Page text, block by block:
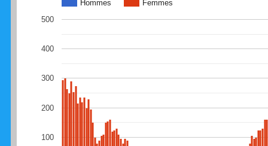
Hommes
Femmes
100
200
300
400
500